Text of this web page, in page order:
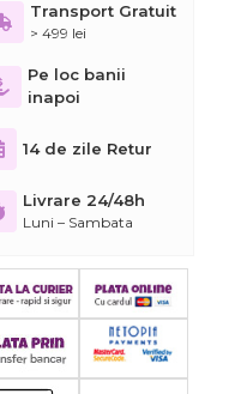
Transport Gratuit
> 499 lei
Pe loc banii
inapoi
14 de zile Retur
Livrare 24/48h
Luni – Sambata